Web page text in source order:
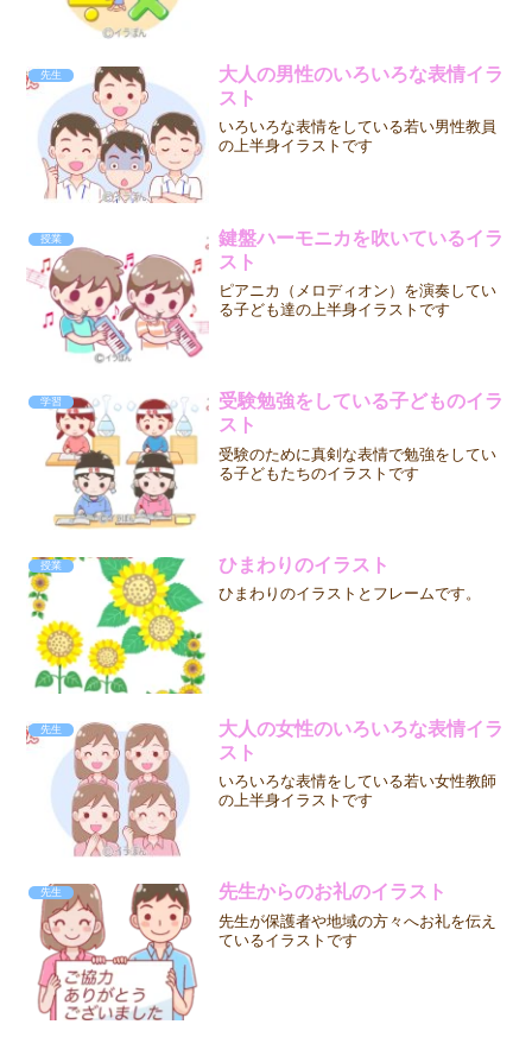
先生
大人の男性のいろいろな表情イラ
スト
いろいろな表情をしている若い男性教員
の上半身イラストです
授業
鍵盤ハーモニカを吹いているイラ
スト
ピアニカ（メロディオン）を演奏してい
る子ども達の上半身イラストです
学習
受験勉強をしている子どものイラ
スト
受験のために真剣な表情で勉強をしてい
る子どもたちのイラストです
授業 ひまわりのイラスト
ひまわりのイラストとフレームです。
先生
大人の女性のいろいろな表情イラ
スト
いろいろな表情をしている若い女性教師
の上半身イラストです
先生 先生からのお礼のイラスト
先生が保護者や地域の方々へお礼を伝え
ているイラストです